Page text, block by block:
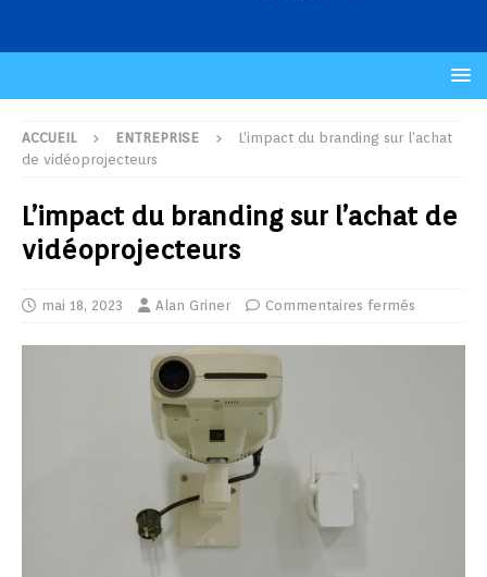
ACCUEIL ENTREPRISE
L’impact du branding sur l’achat
de vidéoprojecteurs
L’impact du branding sur l’achat de
vidéoprojecteurs
mai 18, 2023 Alan Griner Commentaires fermés